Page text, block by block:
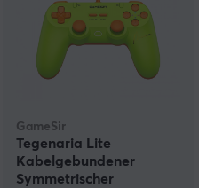
GameSir
Tegenaria Lite
Kabelgebundener
Symmetrischer